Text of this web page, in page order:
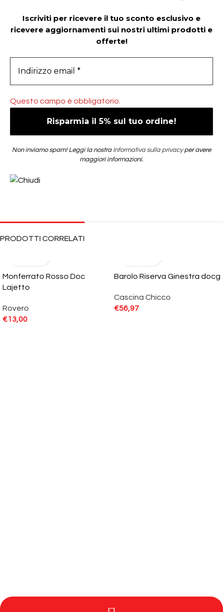
Iscriviti per ricevere il tuo sconto esclusivo e
ricevere aggiornamenti sui nostri ultimi prodotti e
offerte!
Questo campo è obbligatorio.
Non inviamo spam! Leggi la nostra Informativa sulla privacyper avere
maggiori informazioni.
PRODOTTI CORRELATI
Monferrato Rosso Doc
Lajetto
Rovero
€13,00
Barolo Riserva Ginestra docg
Cascina Chicco
€56,97